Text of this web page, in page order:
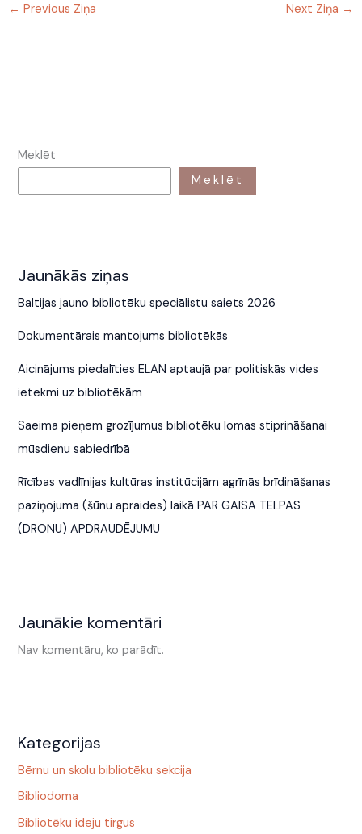
← Previous Ziņa Next Ziņa →
Meklēt
Meklēt
Jaunākās ziņas
Baltijas jauno bibliotēku speciālistu saiets 2026
Dokumentārais mantojums bibliotēkās
Aicinājums piedalīties ELAN aptaujā par politiskās vides
ietekmi uz bibliotēkām
Saeima pieņem grozījumus bibliotēku lomas stiprināšanai
mūsdienu sabiedrībā
Rīcības vadlīnijas kultūras institūcijām agrīnās brīdināšanas
paziņojuma (šūnu apraides) laikā PAR GAISA TELPAS
(DRONU) APDRAUDĒJUMU
Jaunākie komentāri
Nav komentāru, ko parādīt.
Kategorijas
Bērnu un skolu bibliotēku sekcija
Bibliodoma
Bibliotēku ideju tirgus